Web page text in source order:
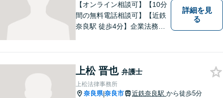
【オンライン相談可】【10分
間の無料電話相談可】【近鉄
奈良駅 徒歩4分】企業法務／
報をご提供します！少しでも
疑問をお持ちの方は、まずご
相談を！
詳細を見
る
上松 晋也 弁護士
上松法律事務所
奈良県|奈良市 近鉄奈良駅 から徒歩5分